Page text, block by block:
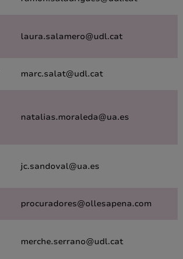
laura.salamero@udl.cat
marc.salat@udl.cat
natalias.moraleda@ua.es
jc.sandoval@ua.es
procuradores@ollesapena.com
merche.serrano@udl.cat